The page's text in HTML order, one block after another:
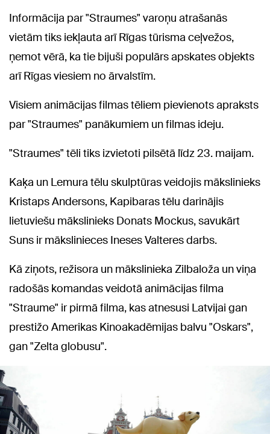
Informācija par "Straumes" varoņu atrašanās
vietām tiks iekļauta arī Rīgas tūrisma ceļvežos,
ņemot vērā, ka tie bijuši populārs apskates objekts
arī Rīgas viesiem no ārvalstīm.
Visiem animācijas filmas tēliem pievienots apraksts
par "Straumes" panākumiem un filmas ideju.
"Straumes" tēli tiks izvietoti pilsētā līdz 23. maijam.
Kaķa un Lemura tēlu skulptūras veidojis mākslinieks
Kristaps Andersons, Kapibaras tēlu darinājis
lietuviešu mākslinieks Donats Mockus, savukārt
Suns ir mākslinieces Ineses Valteres darbs.
Kā ziņots, režisora un mākslinieka Zilbaloža un viņa
radošās komandas veidotā animācijas filma
"Straume" ir pirmā filma, kas atnesusi Latvijai gan
prestižo Amerikas Kinoakadēmijas balvu "Oskars",
gan "Zelta globusu".